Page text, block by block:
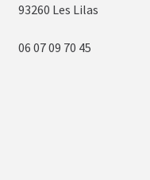
93260 Les Lilas
06 07 09 70 45